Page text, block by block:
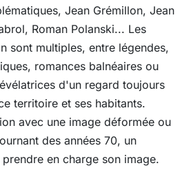
Jean Grémillon, Jean
Roman Polanski... Les
sont multiples, entre légendes,
romances balnéaires ou
d'un regard toujours
territoire et ses habitants.
avec une image déformée ou
des années 70, un
en charge son image.